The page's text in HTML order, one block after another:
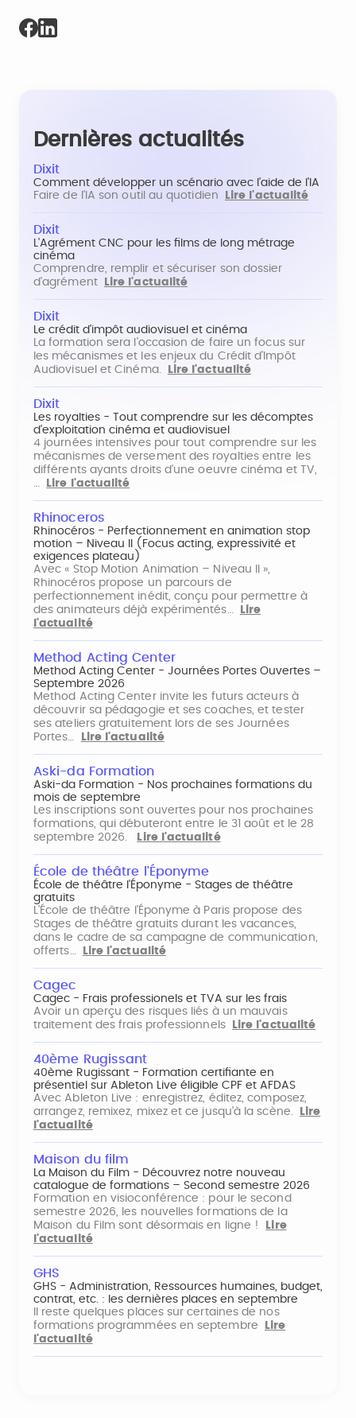
Dernières actualités
Dixit
Comment développer un scénario avec l'aide de l'IA
Faire de l'IA son outil au quotidien
Lire l'actualité
Dixit
L'Agrément CNC pour les films de long métrage
cinéma
Comprendre, remplir et sécuriser son dossier
d'agrément
Lire l'actualité
Dixit
Le crédit d'impôt audiovisuel et cinéma
La formation sera l'occasion de faire un focus sur
les mécanismes et les enjeux du Crédit d'Impôt
Audiovisuel et Cinéma.
Lire l'actualité
Dixit
Les royalties - Tout comprendre sur les décomptes
d'exploitation cinéma et audiovisuel
4 journées intensives pour tout comprendre sur les
mécanismes de versement des royalties entre les
différents ayants droits d'une oeuvre cinéma et TV,
Lire l'actualité
Rhinoceros
Rhinocéros - Perfectionnement en animation stop
motion – Niveau II (Focus acting, expressivité et
exigences plateau)
Avec « Stop Motion Animation – Niveau II »,
Rhinocéros propose un parcours de
perfectionnement inédit, conçu pour permettre à
des animateurs déjà expérimentés…
Lire
l'actualité
Method Acting Center
Method Acting Center - Journées Portes Ouvertes –
Septembre 2026
Method Acting Center invite les futurs acteurs à
découvrir sa pédagogie et ses coaches, et tester
ses ateliers gratuitement lors de ses Journées
Portes…
Lire l'actualité
Aski-da Formation
Aski-da Formation - Nos prochaines formations du
mois de septembre
Les inscriptions sont ouvertes pour nos prochaines
formations, qui débuteront entre le 31 août et le 28
septembre 2026.
Lire l'actualité
École de théâtre l'Éponyme
École de théâtre l'Éponyme - Stages de théâtre
gratuits
L'École de théâtre l'Éponyme à Paris propose des
Stages de théâtre gratuits durant les vacances,
dans le cadre de sa campagne de communication,
offerts…
Lire l'actualité
Cagec
Cagec - Frais professionels et TVA sur les frais
Avoir un aperçu des risques liés à un mauvais
traitement des frais professionnels
Lire l'actualité
40ème Rugissant
40ème Rugissant - Formation certifiante en
présentiel sur Ableton Live éligible CPF et AFDAS
Avec Ableton Live : enregistrez, éditez, composez,
arrangez, remixez, mixez et ce jusqu'à la scène.
Lire
l'actualité
Maison du film
La Maison du Film - Découvrez notre nouveau
catalogue de formations – Second semestre 2026
Formation en visioconférence : pour le second
semestre 2026, les nouvelles formations de la
Maison du Film sont désormais en ligne !
Lire
l'actualité
GHS
GHS - Administration, Ressources humaines, budget,
contrat, etc. : les dernières places en septembre
Il reste quelques places sur certaines de nos
formations programmées en septembre
Lire
l'actualité